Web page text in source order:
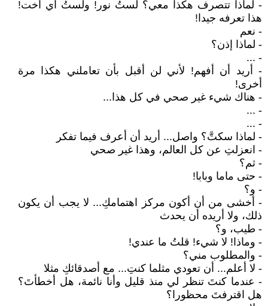
- لماذا تتصرف هكذا معي؟ لستُ نور! ولستُ أي أخت!
هذا تعرفه جيدا!
- نعم
- لماذا إذن؟
- ...
- أريد أن أفهم! لأني لن أقبل بأن تعاملني هكذا مرة
أخرى!
- هناك شيء غير صحي في كل هذا...
- ...
- ...
- لماذا سكتَّ؟ واصل... أريد أن أعرف فيما تفكر
- انعزلتِ عن كل العالم، وهذا غير صحي
- ثم؟
- حتى ماما وبابا!
- و؟
- أخشى من أن أكون مركز اهتمامكِ... لا يجب أن يكون
ذلك، ولا أريده أن يحدث
- طيب، و؟
- وماذا! لا شيء! قلتُ ما عندي!
- والمطلوب مني؟
- لا أعلم... أن تعودي مثلما كنتِ... مع أصدقائكِ مثلا
- عندما كنتَ تنظر لي منذ قليل وأنا نائمة، هل أخطأتَ؟
هل اقترفتَ محظورا؟